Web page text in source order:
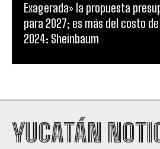
Exagerada» la propuesta
para 2027; es más del costo
2024: Sheinbaum
YUCATÁN